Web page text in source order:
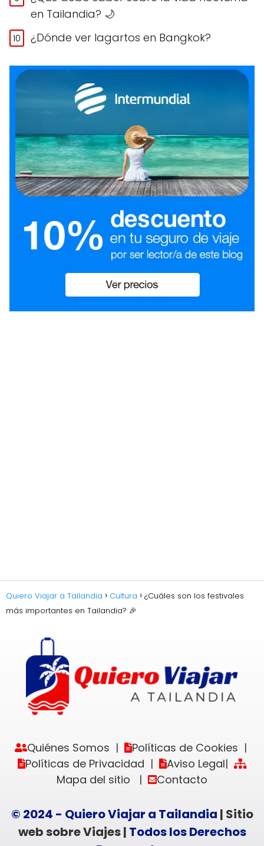
en Tailandia? 🌙
¿Dónde ver lagartos en Bangkok?
Quiero Viajar a Tailandia Cultura
¿Cuáles son los festivales
más importantes en Tailandia? 🎉
Quiénes Somos | Políticas de Cookies |
Políticas de Privacidad | Aviso Legal|
Mapa del sitio | Contacto
© 2024 - Quiero Viajar a Tailandia | Sitio
web sobre Viajes | Todos los Derechos